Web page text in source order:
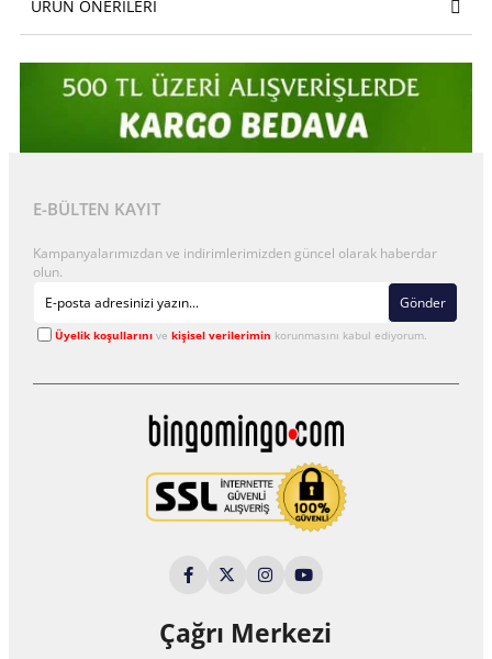
ÜRÜN ÖNERILERI
E-BÜLTEN KAYIT
Kampanyalarımızdan ve indirimlerimizden güncel olarak haberdar
olun.
Gönder
Üyelik koşullarınıve kişisel verilerimin korunmasını kabul ediyorum.
Çağrı Merkezi